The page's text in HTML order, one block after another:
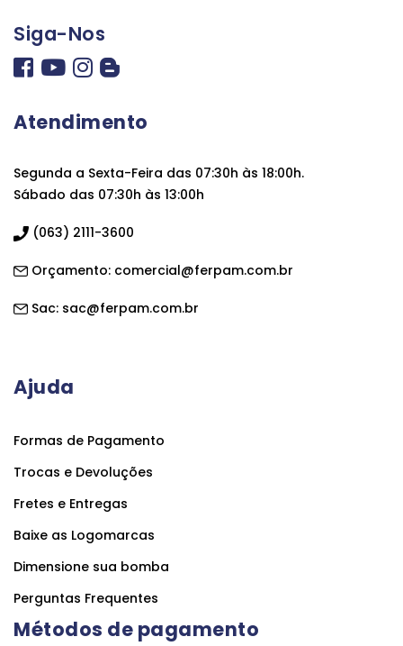
Siga-Nos
Atendimento
Segunda a Sexta-Feira das 07:30h às 18:00h.
Sábado das 07:30h às 13:00h
(063) 2111-3600
Orçamento: comercial@ferpam.com.br
Sac: sac@ferpam.com.br
Ajuda
Formas de Pagamento
Trocas e Devoluções
Fretes e Entregas
Baixe as Logomarcas
Dimensione sua bomba
Perguntas Frequentes
Métodos de pagamento